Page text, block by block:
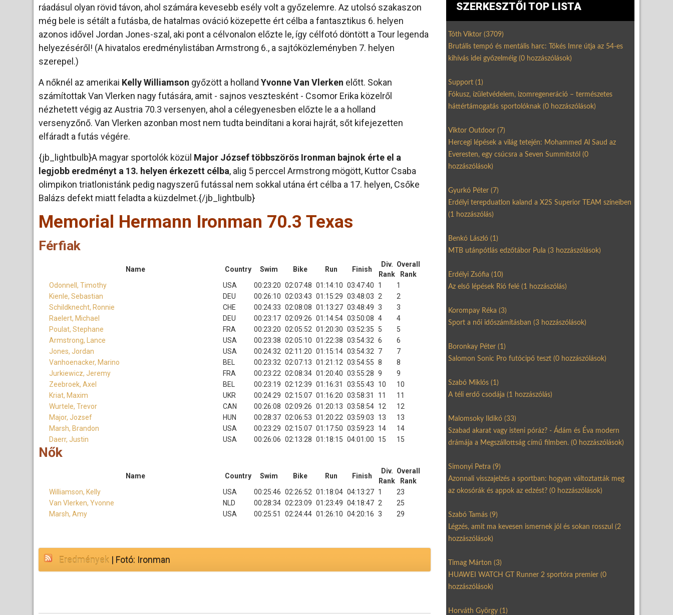
ráadásul olyan rövid távon, ahol számára kevesebb esély volt a győzelemre. Az utolsó szakaszon
még bele is sétált a futásba, de hatalmas ováció közepette ért célba a fantasztikus 6. helyen
azonos idővel Jordan Jones-szal, aki pont a célvonalon előzte le, így célfotó döntött a Tour legenda
helyezéséről! (A hivatalos eredménylistában Armstrong 6., a sajtóközleményben 7. helyen
szerepel.)
A nőknél az amerikai Kelly Williamson győzött a holland Yvonne Van Vlerken előtt. Sokan
számítottak Van Vlerken nagy futására, amit - sajnos vesztesként - Csomor Erika közelről
nézhetett végig az Austria 70.3 versenyen, ahol a célegyenesben előzte le a a holland
versenyzőnő. Van Vlerken azonban most nem tudta beindítani a korai hajrát, sőt kifejezetten
elfáradt a futás végére.
{jb_lightbulb}A magyar sportolók közül Major József többszörös Ironman bajnok érte el a
legjobb eredményt a 13. helyen érkezett célba, alig 5 perccel Armstrong mögött, Kuttor Csaba
olimpikon triatlonistánk pedig nagyszerű futással nem sokkal utána ért célba a 17. helyen, Csőke
Balázs defekt miatt feladta a küzdelmet.{/jb_lightbulb}
Memorial Hermann Ironman 70.3 Texas
Férfiak
Name Country Swim Bike Run Finish
Div.
Rank
Overall
Rank
Odonnell, Timothy
USA 00:23:20 02:07:48 01:14:10 03:47:40 1
1
Kienle, Sebastian
DEU 00:26:10 02:03:43 01:15:29 03:48:03 2
2
Schildknecht, Ronnie
CHE 00:24:33 02:08:08 01:13:27 03:48:49 3
3
Raelert, Michael
DEU 00:23:17 02:09:26 01:14:54 03:50:08 4
4
Poulat, Stephane
FRA 00:23:20 02:05:52 01:20:30 03:52:35 5
5
Armstrong, Lance
USA 00:23:38 02:05:10 01:22:38 03:54:32 6
6
Jones, Jordan
USA 00:24:32 02:11:20 01:15:14 03:54:32 7
7
Vanhoenacker, Marino
BEL 00:23:32 02:07:13 01:21:12 03:54:55 8
8
Jurkiewicz, Jeremy
FRA 00:23:22 02:08:34 01:20:40 03:55:28 9
9
Zeebroek, Axel
BEL 00:23:19 02:12:39 01:16:31 03:55:43 10
10
Kriat, Maxim
UKR 00:24:29 02:15:07 01:16:20 03:58:31 11
11
Wurtele, Trevor
CAN 00:26:08 02:09:26 01:20:13 03:58:54 12
12
Major, Jozsef
HUN 00:28:37 02:06:53 01:20:22 03:59:03 13
13
Marsh, Brandon
USA 00:23:29 02:15:07 01:17:50 03:59:23 14
14
Daerr, Justin
USA 00:26:06 02:13:28 01:18:15 04:01:00 15 15
Nők
Name Country Swim Bike Run Finish
Div.
Rank
Overall
Rank
Williamson, Kelly
USA 00:25:46 02:26:52 01:18:04 04:13:27 1
23
Van Vlerken, Yvonne
NLD 00:28:34 02:23:09 01:23:49 04:18:47 2
25
Marsh, Amy
USA 00:25:51 02:24:44 01:26:10 04:20:16 3 29
Eredmények | Fotó: Ironman
SZERKESZTŐI TOP LISTA
Tóth Viktor (3709)
Brutális tempó és mentális harc: Tőkés Imre útja az 54-es
kihívás idei győzelméig (0 hozzászólások)
Support (1)
Fókusz, ízületvédelem, izomregeneráció – természetes
háttértámogatás sportolóknak (0 hozzászólások)
Viktor Outdoor (7)
Hercegi lépések a világ tetején: Mohammed Al Saud az
Everesten, egy csúcsra a Seven Summitstól (0
hozzászólások)
Gyurkó Péter (7)
Erdélyi terepduatlon kaland a X2S Superior TEAM színeiben
(1 hozzászólás)
Benkó László (1)
MTB utánpótlás edzőtábor Pula (3 hozzászólások)
Erdélyi Zsófia (10)
Az első lépések Rió felé (1 hozzászólás)
Korompay Réka (3)
Sport a női időszámításban (3 hozzászólások)
Boronkay Péter (1)
Salomon Sonic Pro futócipő teszt (0 hozzászólások)
Szabó Miklós (1)
A téli erdő csodája (1 hozzászólás)
Malomsoky Ildikó (33)
Szabad akarat vagy isteni póráz? - Ádám és Éva modern
drámája a Megszállottság című filmben. (0 hozzászólások)
Simonyi Petra (9)
Azonnali visszajelzés a sportban: hogyan változtatták meg
az okosórák és appok az edzést? (0 hozzászólások)
Szabó Tamás (9)
Légzés, amit ma kevesen ismernek jól és sokan rosszul (2
hozzászólások)
Timag Márton (3)
HUAWEI WATCH GT Runner 2 sportóra premier (0
hozzászólások)
Horváth György (1)